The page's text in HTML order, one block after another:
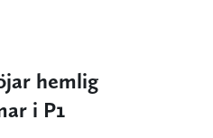
hemlig
i P1